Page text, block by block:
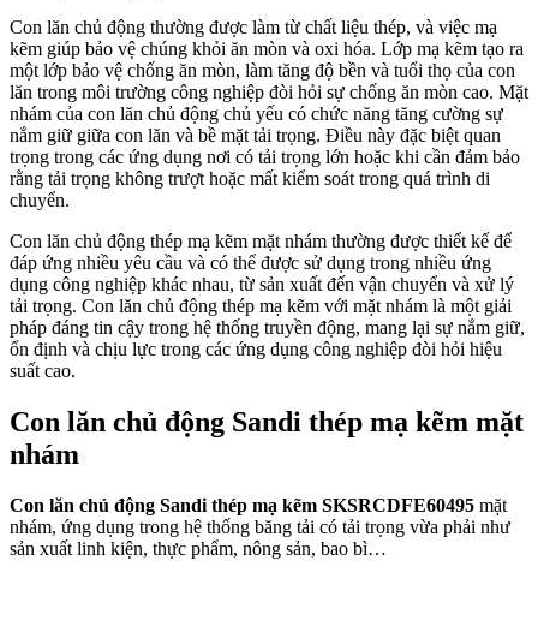
Con lăn chủ động thường được làm từ chất liệu thép, và việc mạ
kẽm giúp bảo vệ chúng khỏi ăn mòn và oxi hóa. Lớp mạ kẽm tạo ra
một lớp bảo vệ chống ăn mòn, làm tăng độ bền và tuổi thọ của con
lăn trong môi trường công nghiệp đòi hỏi sự chống ăn mòn cao. Mặt
nhám của con lăn chủ động chủ yếu có chức năng tăng cường sự
nắm giữ giữa con lăn và bề mặt tải trọng. Điều này đặc biệt quan
trọng trong các ứng dụng nơi có tải trọng lớn hoặc khi cần đảm bảo
rằng tải trọng không trượt hoặc mất kiểm soát trong quá trình di
chuyển.
Con lăn chủ động thép mạ kẽm mặt nhám thường được thiết kế để
đáp ứng nhiều yêu cầu và có thể được sử dụng trong nhiều ứng
dụng công nghiệp khác nhau, từ sản xuất đến vận chuyển và xử lý
tải trọng. Con lăn chủ động thép mạ kẽm với mặt nhám là một giải
pháp đáng tin cậy trong hệ thống truyền động, mang lại sự nắm giữ,
ổn định và chịu lực trong các ứng dụng công nghiệp đòi hỏi hiệu
suất cao.
Con lăn chủ động Sandi thép mạ kẽm mặt
nhám
Con lăn chủ động Sandi thép mạ kẽm SKSRCDFE60495 mặt
nhám, ứng dụng trong hệ thống băng tải có tải trọng vừa phải như
sản xuất linh kiện, thực phẩm, nông sản, bao bì…